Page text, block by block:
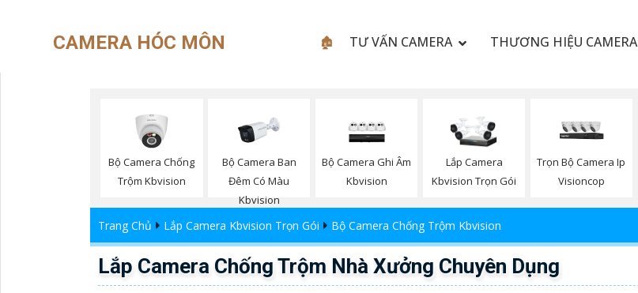
CAMERA HÓC MÔN 🏚 TƯ VẤN CAMERA THƯƠNG HIỆU CAMERA
Bộ Camera Chống
Trộm Kbvision
Bộ Camera Ban
Đêm Có Màu
Kbvision
Bộ Camera Ghi Âm
Kbvision
Lắp Camera
Kbvision Trọn Gói
Trọn Bộ Camera Ip
Visioncop
Trang Chủ Lắp Camera Kbvision Trọn Gói Bộ Camera Chống Trộm Kbvision
Lắp Camera Chống Trộm Nhà Xưởng Chuyên Dụng